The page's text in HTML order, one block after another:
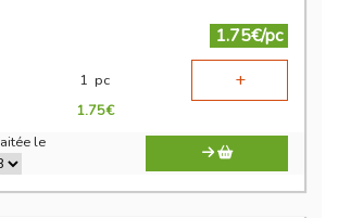
1.75€/pc
1 pc +
1.75€
le